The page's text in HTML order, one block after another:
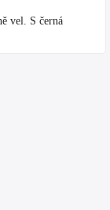
vel. S černá